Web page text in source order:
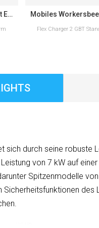
Tragbares Sae J1772 Flex-Ladegerät2 mit ETL-Zertifizierung für den Heimgebrauch
Flex Charger 2 GBT
sich durch seine robuste
von 7 kW auf
Spitzenmodelle von
des